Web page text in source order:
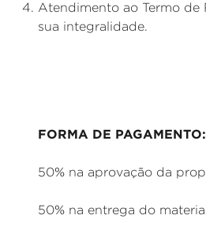
Atendimento ao Termo de
sua integralidade.
FORMA DE PAGAMENTO:
50% na aprovação da
50% na entrega do